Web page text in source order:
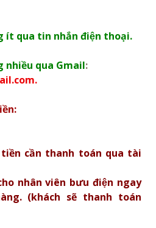
ít qua tin nhắn điện thoại.
qua Gmail:
tiền cần thanh toán qua tài
nhân viên bưu điện ngay
(khách sẽ thanh toán